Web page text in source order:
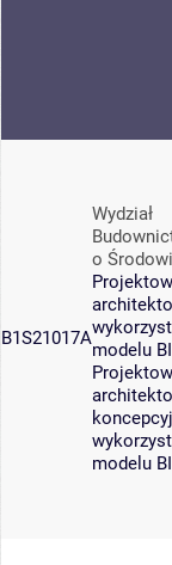
B1S21017A
Wydział
o
modelu
modelu